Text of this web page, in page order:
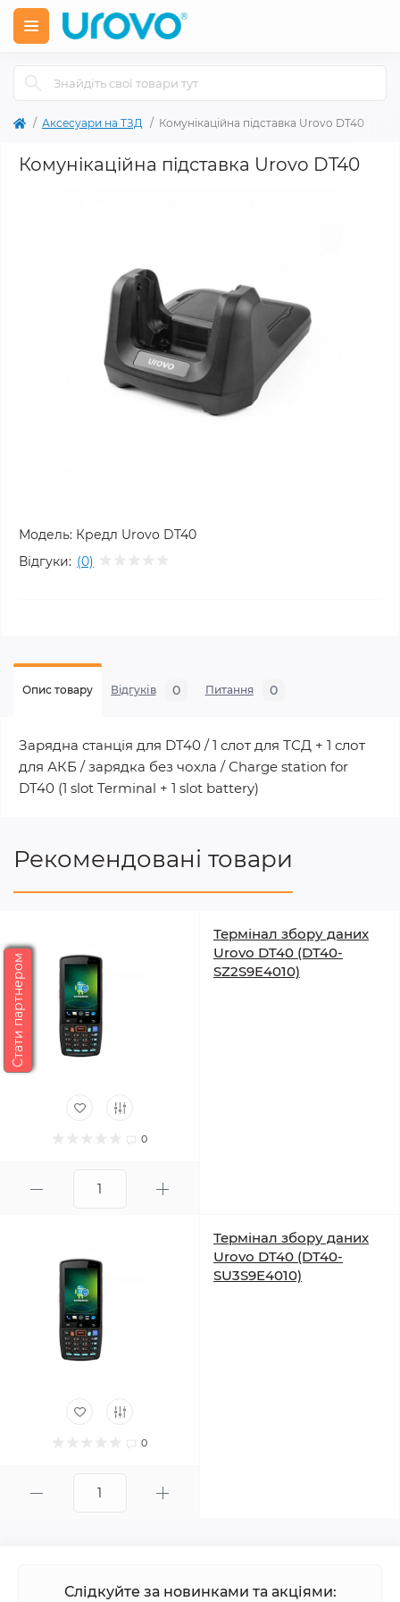
Аксесуари на ТЗД Комунікаційна підставка Urovo DT40
Комунікаційна підставка Urovo DT40
Модель: Кредл Urovo DT40
Відгуки: (0)
Опис товару Відгуків 0 Питання 0
Зарядна станція для DT40 / 1 слот для ТСД + 1 слот
для АКБ / зарядка без чохла / Сharge station for
DT40 (1 slot Terminal + 1 slot battery)
Рекомендовані товари
0
Термінал збору даних
Urovo DT40 (DT40-
SZ2S9E4010)
0
Термінал збору даних
Urovo DT40 (DT40-
SU3S9E4010)
Слідкуйте за новинками та акціями:
Стати партнером